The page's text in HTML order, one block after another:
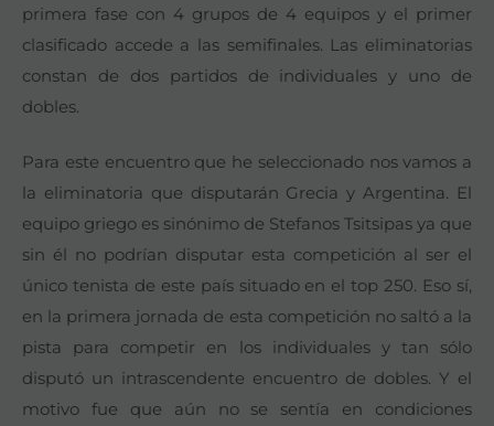
primera fase con 4 grupos de 4 equipos y el primer
clasificado accede a las semifinales. Las eliminatorias
constan de dos partidos de individuales y uno de
dobles.
Para este encuentro que he seleccionado nos vamos a
la eliminatoria que disputarán Grecia y Argentina. El
equipo griego es sinónimo de Stefanos Tsitsipas ya que
sin él no podrían disputar esta competición al ser el
único tenista de este país situado en el top 250. Eso sí,
en la primera jornada de esta competición no saltó a la
pista para competir en los individuales y tan sólo
disputó un intrascendente encuentro de dobles. Y el
motivo fue que aún no se sentía en condiciones